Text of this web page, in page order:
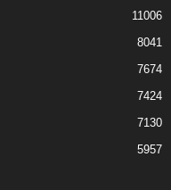
11006
8041
7674
7424
7130
5957